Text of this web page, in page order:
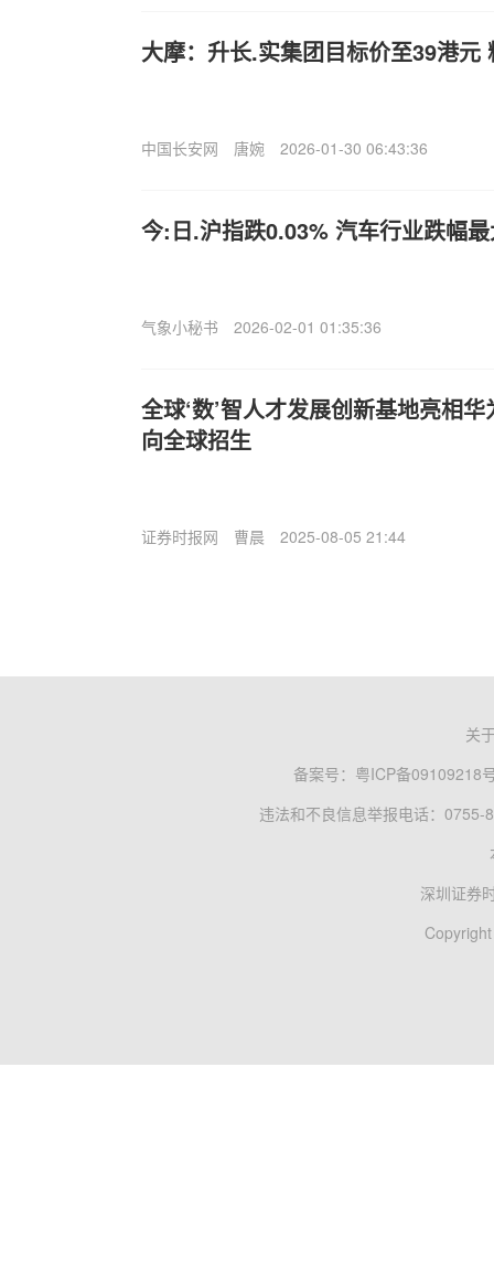
大摩：升长.实集团目标价至39港元
中国长安网 唐婉 2026-01-30 06:43:36
今:日.沪指跌0.03% 汽车行业跌幅
气象小秘书 2026-02-01 01:35:36
全球‘数’智人才发展创新基地亮相
向全球招生
证券时报网 曹晨 2025-08-05 21:44
关
备案号： 粤ICP备09109218
违法和不良信息举报电话：0755-
深圳证券